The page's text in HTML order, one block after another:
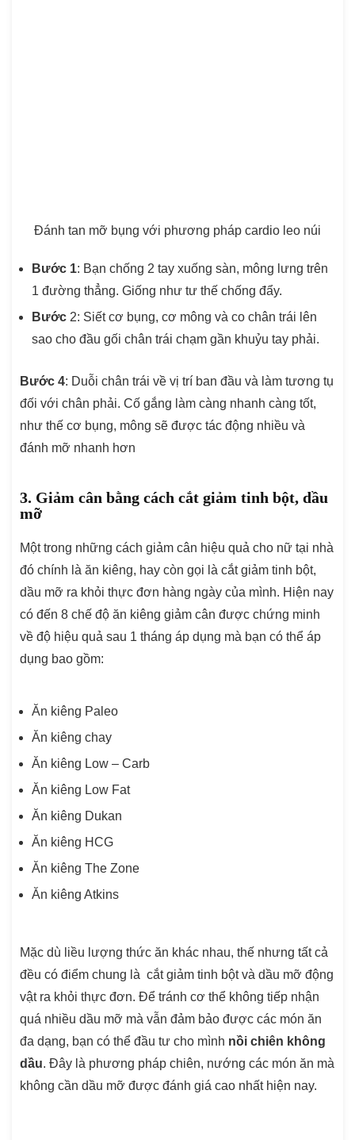
Đánh tan mỡ bụng với phương pháp cardio leo núi
Bước 1: Bạn chống 2 tay xuống sàn, mông lưng trên
1 đường thẳng. Giống như tư thế chống đẩy.
Bước 2: Siết cơ bụng, cơ mông và co chân trái lên
sao cho đầu gối chân trái chạm gần khuỷu tay phải.
Bước 4: Duỗi chân trái về vị trí ban đầu và làm tương tụ
đối với chân phải. Cố gắng làm càng nhanh càng tốt,
như thế cơ bụng, mông sẽ được tác động nhiều và
đánh mỡ nhanh hơn
3. Giảm cân bằng cách cắt giảm tinh bột, dầu
mỡ
Một trong những cách giảm cân hiệu quả cho nữ tại nhà
đó chính là ăn kiêng, hay còn gọi là cắt giảm tinh bột,
dầu mỡ ra khỏi thực đơn hàng ngày của mình. Hiện nay
có đến 8 chế độ ăn kiêng giảm cân được chứng minh
về độ hiệu quả sau 1 tháng áp dụng mà bạn có thể áp
dụng bao gồm:
Ăn kiêng Paleo
Ăn kiêng chay
Ăn kiêng Low – Carb
Ăn kiêng Low Fat
Ăn kiêng Dukan
Ăn kiêng HCG
Ăn kiêng The Zone
Ăn kiêng Atkins
Mặc dù liều lượng thức ăn khác nhau, thế nhưng tất cả
đều có điểm chung là cắt giảm tinh bột và dầu mỡ động
vật ra khỏi thực đơn. Để tránh cơ thể không tiếp nhận
quá nhiều dầu mỡ mà vẫn đảm bảo được các món ăn
đa dạng, bạn có thể đầu tư cho mình nồi chiên không
dầu. Đây là phương pháp chiên, nướng các món ăn mà
không cần dầu mỡ được đánh giá cao nhất hiện nay.